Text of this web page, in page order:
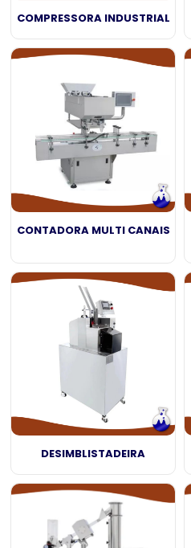
COMPRESSORA INDUSTRIAL
CONTADORA MULTI CANAIS
DESIMBLISTADEIRA